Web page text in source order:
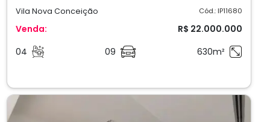
Vila Nova Conceição Cód.: IP11680
Venda:
R$ 22.000.000
04
09 630m²